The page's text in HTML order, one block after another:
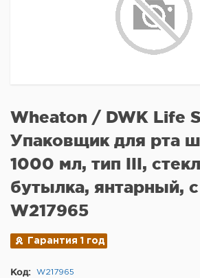
Wheaton / DWK Life
Упаковщик для рта
1000 мл, тип III,
бутылка, янтарный,
W217965
Гарантия 1 год
Код: W217965